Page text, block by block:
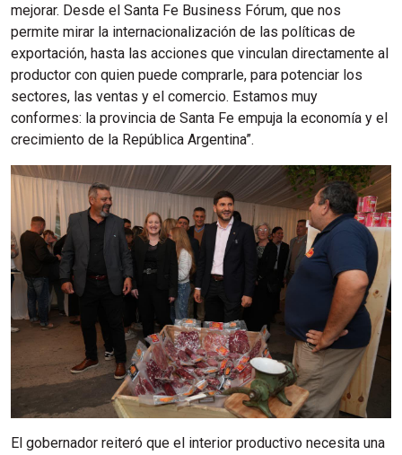
mejorar. Desde el Santa Fe Business Fórum, que nos
permite mirar la internacionalización de las políticas de
exportación, hasta las acciones que vinculan directamente al
productor con quien puede comprarle, para potenciar los
sectores, las ventas y el comercio. Estamos muy
conformes: la provincia de Santa Fe empuja la economía y el
crecimiento de la República Argentina”.
El gobernador reiteró que el interior productivo necesita una